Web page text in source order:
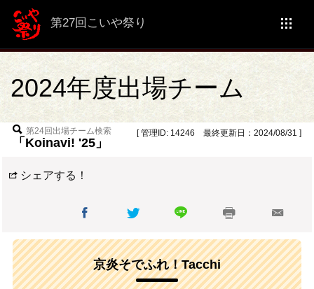
第27回こいや祭り
2024年度出場チーム
[ 管理ID: 14246 最終更新日：2024/08/31 ]
第24回出場チーム検索
「Koinavi! '25」
シェアする！
京炎そでふれ！Tacchi